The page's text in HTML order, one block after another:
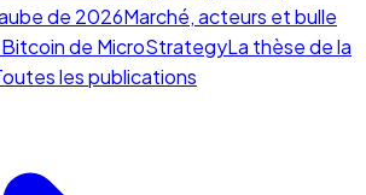
de 2026Marché, acteurs et bulle
Bitcoin de MicroStrategyLa thèse de la
les publications